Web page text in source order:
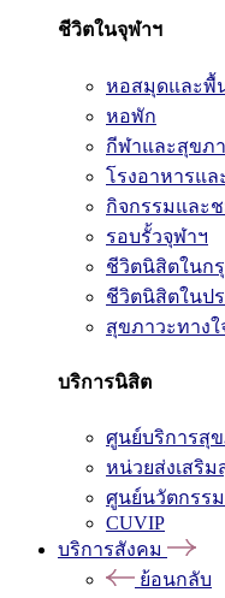
ชีวิตในจุฬาฯ
หอสมุดและพื้
หอพัก
กีฬาและสุขภ
โรงอาหารแล
กิจกรรมและ
รอบรั้วจุฬาฯ
ชีวิตนิสิตในกรุ
ชีวิตนิสิตในป
สุขภาวะทาง
บริการนิสิต
ศูนย์บริการสุ
หน่วยส่งเสริ
ศูนย์นวัตกรรม
CUVIP
บริการสังคม
ย้อนกลับ